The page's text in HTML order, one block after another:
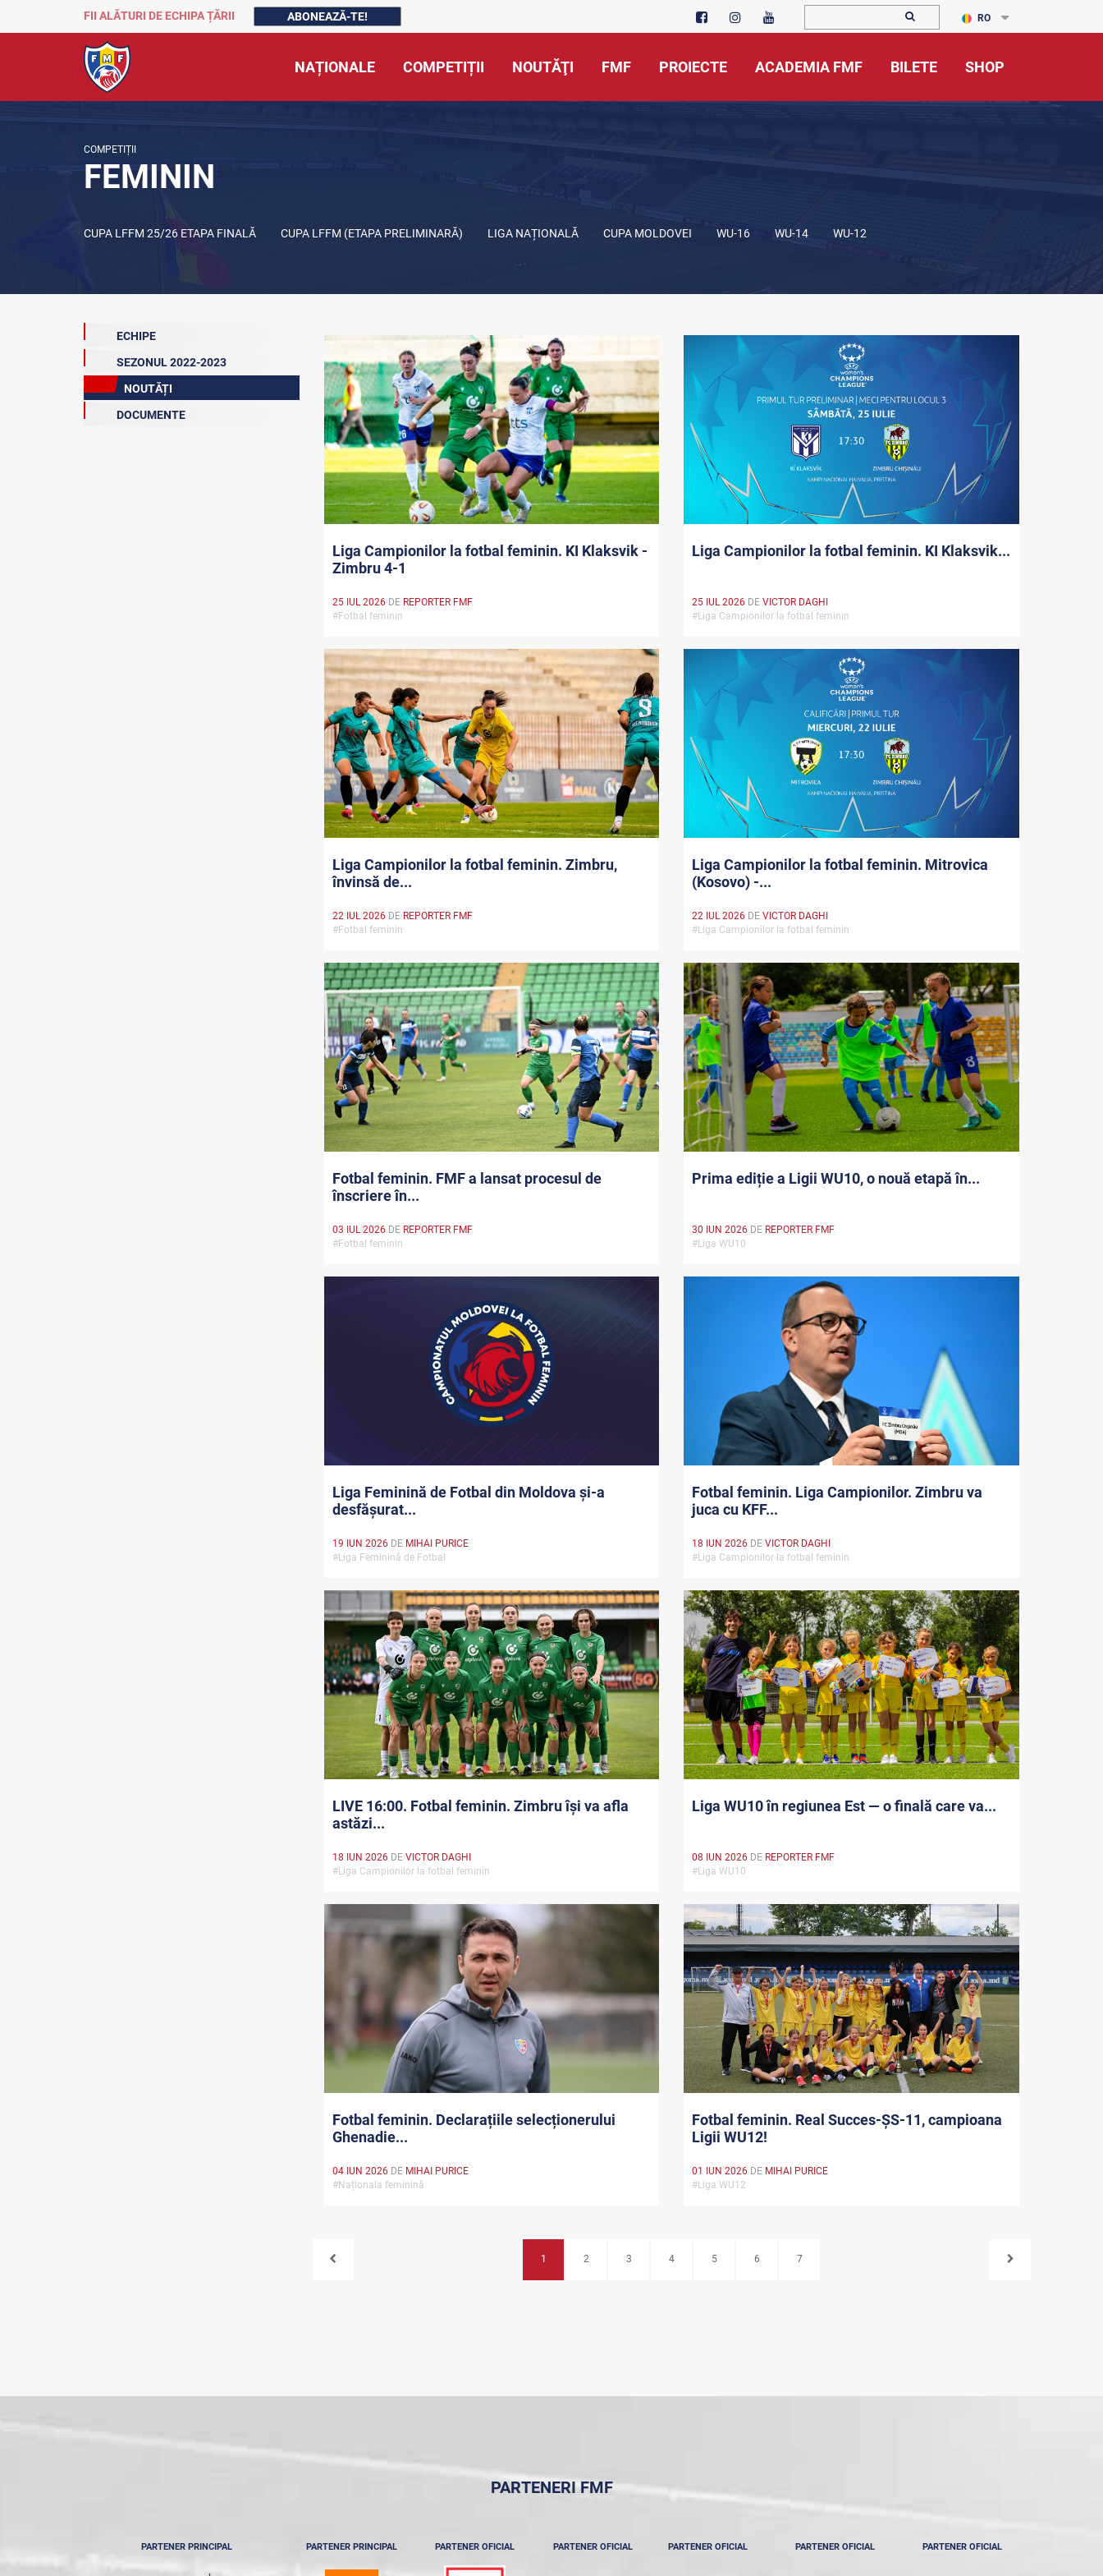
FII ALĂTURI DE ECHIPA ȚĂRII ABONEAZĂ-TE! RO
NAȚIONALE COMPETIȚII NOUTĂŢI FMF PROIECTE ACADEMIA FMF BILETE SHOP
COMPETIȚII
FEMININ
CUPA LFFM 25/26 ETAPA FINALĂ CUPA LFFM (ETAPA PRELIMINARĂ) LIGA NAȚIONALĂ CUPA MOLDOVEI WU-16 WU-14 WU-12
ECHIPE
SEZONUL 2022-2023
NOUTĂȚI
DOCUMENTE
Liga Campionilor la fotbal feminin. KI Klaksvik -
Zimbru 4-1
25 IUL 2026DE REPORTER FMF
#Fotbal feminin
Liga Campionilor la fotbal feminin. KI Klaksvik...
25 IUL 2026 DEVICTOR DAGHI
#Liga Campionilor la fotbal feminin
Liga Campionilor la fotbal feminin. Zimbru,
învinsă de...
22 IUL 2026DE REPORTER FMF
#Fotbal feminin
Liga Campionilor la fotbal feminin. Mitrovica
(Kosovo) -...
22 IUL 2026 DEVICTOR DAGHI
#Liga Campionilor la fotbal feminin
Fotbal feminin. FMF a lansat procesul de
înscriere în...
03 IUL 2026DE REPORTER FMF
#Fotbal feminin
Prima ediție a Ligii WU10, o nouă etapă în...
30 IUN 2026 DE REPORTER FMF
#Liga WU10
Liga Feminină de Fotbal din Moldova și-a
desfășurat...
19 IUN 2026DE MIHAI PURICE
#Liga Feminină de Fotbal
Fotbal feminin. Liga Campionilor. Zimbru va
juca cu KFF...
18 IUN 2026 DEVICTOR DAGHI
#Liga Campionilor la fotbal feminin
LIVE 16:00. Fotbal feminin. Zimbru își va afla
astăzi...
18 IUN 2026DE VICTOR DAGHI
#Liga Campionilor la fotbal feminin
Liga WU10 în regiunea Est — o finală care va...
08 IUN 2026 DE REPORTER FMF
#Liga WU10
Fotbal feminin. Declarațiile selecționerului
Ghenadie...
04 IUN 2026DE MIHAI PURICE
#Naționala feminină
Fotbal feminin. Real Succes-ȘS-11, campioana
Ligii WU12!
01 IUN 2026 DE MIHAI PURICE
#Liga WU12
1 2 3 4 5 6 7
PARTENERI FMF
PARTENER PRINCIPAL PARTENER PRINCIPAL PARTENER OFICIAL PARTENER OFICIAL PARTENER OFICIAL PARTENER OFICIAL PARTENER OFICIAL